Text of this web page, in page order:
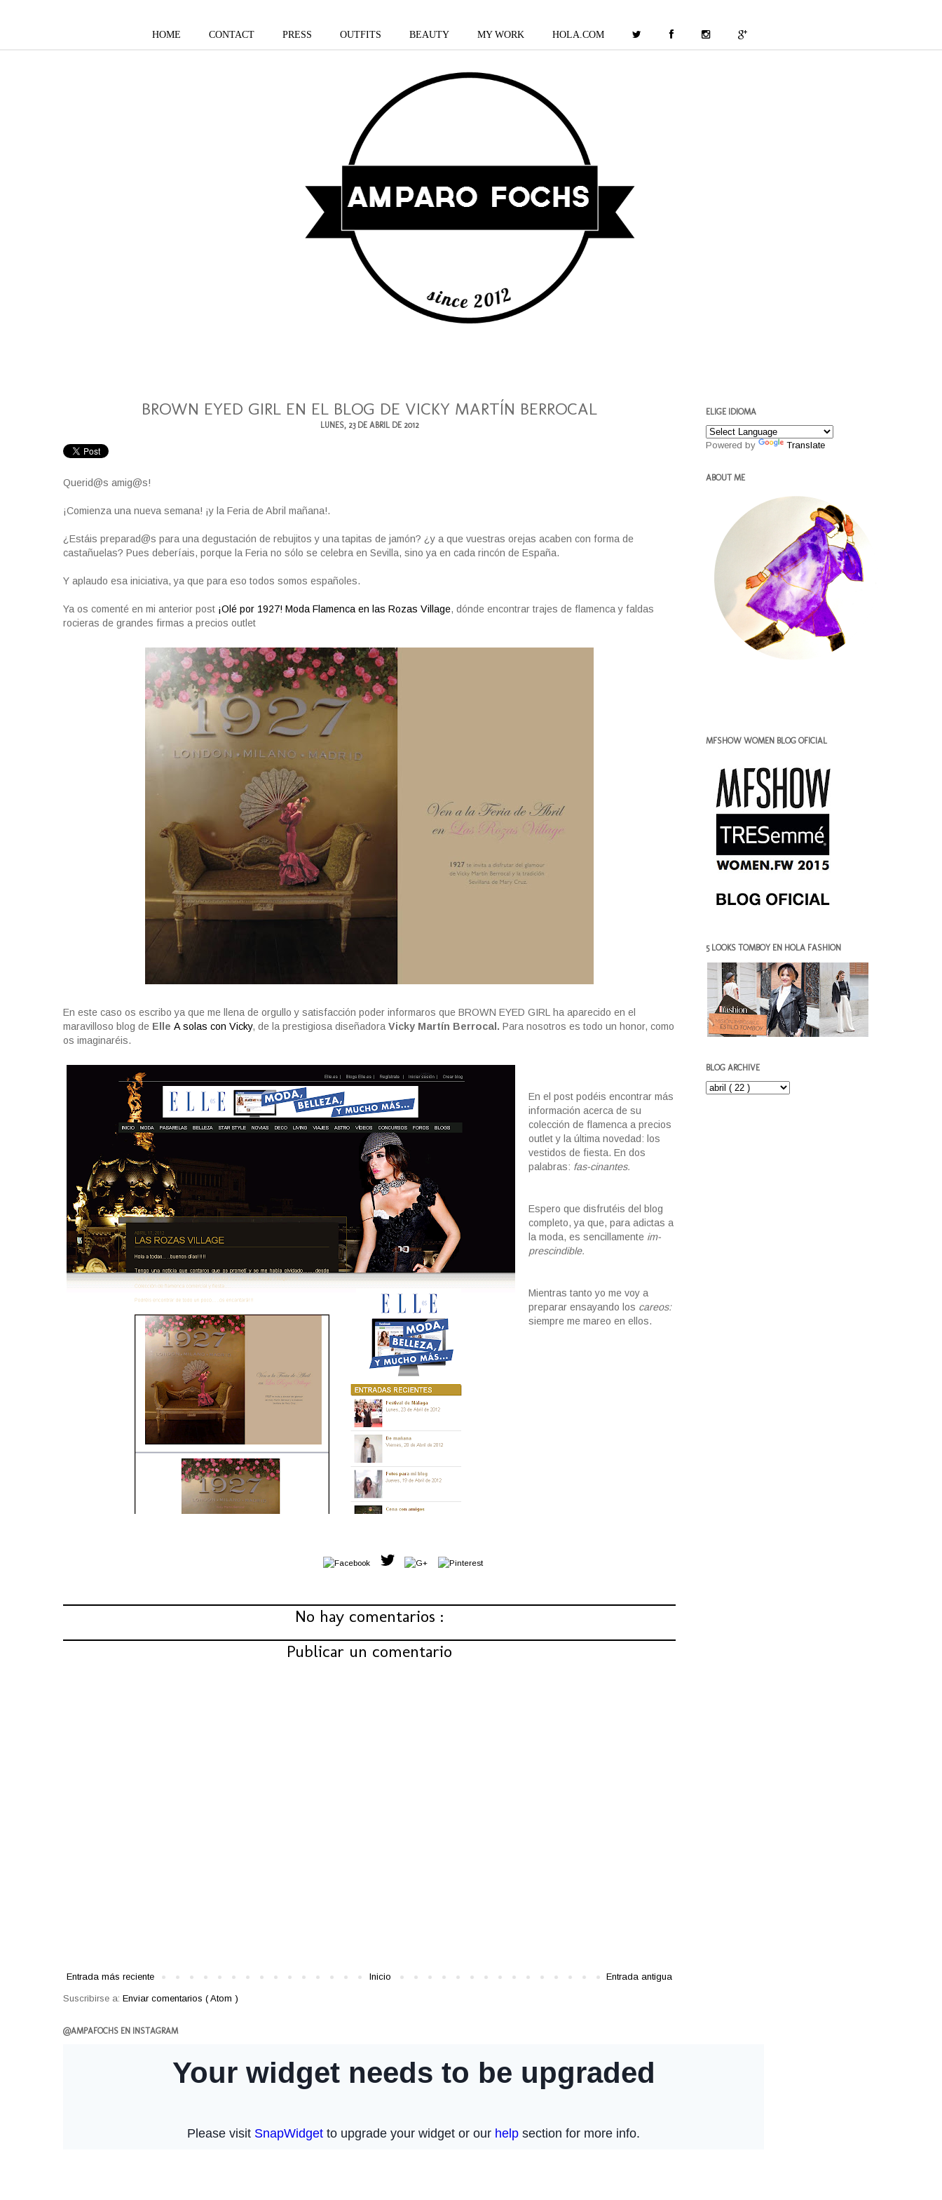
HOME CONTACT PRESS OUTFITS BEAUTY MY WORK HOLA.COM
BROWN EYED GIRL EN EL BLOG DE VICKY MARTÍN BERROCAL
LUNES, 23 DE ABRIL DE 2012
Querid@s amig@s!
¡Comienza una nueva semana! ¡y la Feria de Abril mañana!.
¿Estáis preparad@s para una degustación de rebujitos y una tapitas de jamón? ¿y a que vuestras orejas acaben con forma de
castañuelas? Pues deberíais, porque la Feria no sólo se celebra en Sevilla, sino ya en cada rincón de España.
Y aplaudo esa iniciativa, ya que para eso todos somos españoles.
Ya os comenté en mi anterior post ¡Olé por 1927! Moda Flamenca en las Rozas Village, dónde encontrar trajes de flamenca y faldas
rocieras de grandes firmas a precios outlet
En este caso os escribo ya que me llena de orgullo y satisfacción poder informaros que BROWN EYED GIRL ha aparecido en el
maravilloso blog de Elle A solas con Vicky, de la prestigiosa diseñadora Vicky Martín Berrocal. Para nosotros es todo un honor, como
os imaginaréis.
En el post podéis encontrar más
información acerca de su
colección de flamenca a precios
outlet y la última novedad: los
vestidos de fiesta. En dos
palabras: fas-cinantes.
Espero que disfrutéis del blog
completo, ya que, para adictas a
la moda, es sencillamente im-
prescindible.
Mientras tanto yo me voy a
preparar ensayando los careos:
siempre me mareo en ellos.
No hay comentarios :
Publicar un comentario
Entrada más reciente Entrada antigua
Inicio
Suscribirse a: Enviar comentarios ( Atom )
@AMPAFOCHS EN INSTAGRAM
ELIGE IDIOMA
Powered by Translate
ABOUT ME
MFSHOW WOMEN BLOG OFICIAL
5 LOOKS TOMBOY EN HOLA FASHION
BLOG ARCHIVE